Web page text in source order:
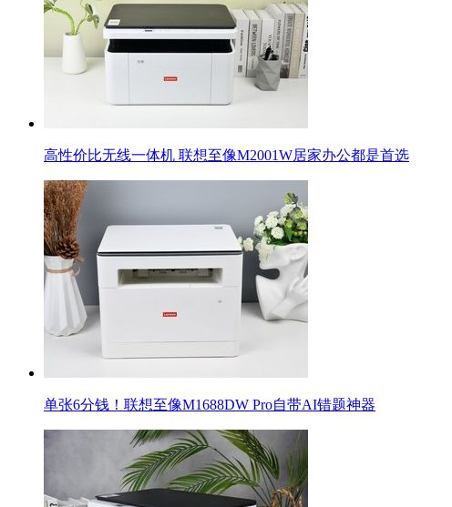
高性价比无线一体机 联想至像M2001W居家办公都是首选
单张6分钱！联想至像M1688DW Pro自带AI错题神器